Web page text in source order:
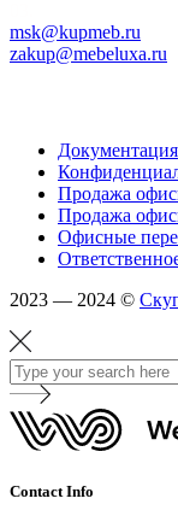
msk@kupmeb.ru
zakup@mebeluxa.ru
Документация
Продажа
Продажа
Офисные
2023 — 2024 ©
Contact Info